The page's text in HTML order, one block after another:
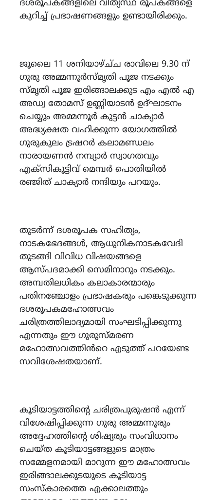
ദശരൂപകങ്ങളിലെ വിത്യസ്ഥ രൂപകങ്ങളെ
കുറിച്ച് പ്രഭാഷണങ്ങളും ഉണ്ടായിരിക്കും.
ജൂലൈ 11 ശനിയാഴ്ച്‌ച രാവിലെ 9.30 ന്
ഗുരു അമ്മന്നൂർസ്മൃതി പൂജ നടക്കും
സ്മൃ‌തി പൂജ ഇരിങ്ങാലക്കുട എം എൽ എ
അഡ്വ തോമസ് ഉണ്ണിയാടൻ ഉദ്ഘാടനം
ചെയ്യും അമ്മന്നൂർ കുട്ടൻ ചാക്യാർ
അദ്ധ്യക്ഷത വഹിക്കുന്ന യോഗത്തിൽ
ഗുരുകുലം ട്രഷറർ കലാമണ്ഡലം
നാരായണൻ നമ്പ്യാർ സ്വാഗതവും
എക്സികൂട്ടിവ് മെമ്പർ പൊതിയിൽ
രഞ്ജിത് ചാക്യാർ നന്ദിയും പറയും.
തുടർന്ന് ദശരൂപക സഹിത്യം,
നാടകഭേദങ്ങൾ, ആധുനികനാടകവേദി
തുടങ്ങി വിവിധ വിഷയങ്ങളെ
ആസ്‌പദമാക്കി സെമിനാറും നടക്കും.
അമ്പതിലധികം കലാകാരന്മാരും
പതിനഞ്ചോളം പ്രഭാഷകരും പങ്കെടുക്കുന്ന
ദശരൂപകമഹോത്സവം
ചരിത്രത്തിലാദ്യമായി സംഘടിപ്പിക്കുന്നു
എന്നതും ഈ ഗുരുസ്‌മരണ
മഹോത്സവത്തിൻറെ എടുത്ത് പറയേണ്ട
സവിശേഷതയാണ്.
കൂടിയാട്ടത്തിന്റെ ചരിത്രപുരുഷൻ എന്ന്
വിശേഷിപ്പിക്കുന്ന ഗുരു അമ്മന്നൂരും
അദ്ദേഹത്തിന്റെ ശിഷ്യരും സംവിധാനം
ചെയ്‌ത കൂടിയാട്ടങ്ങളുടെ മാത്രം
സമ്മേളനമായി മാറുന്ന ഈ മഹോത്സവം
ഇരിങ്ങാലക്കുടയുടെ കൂടിയാട്ട
സംസ്കാരത്തെ എക്കാലത്തും